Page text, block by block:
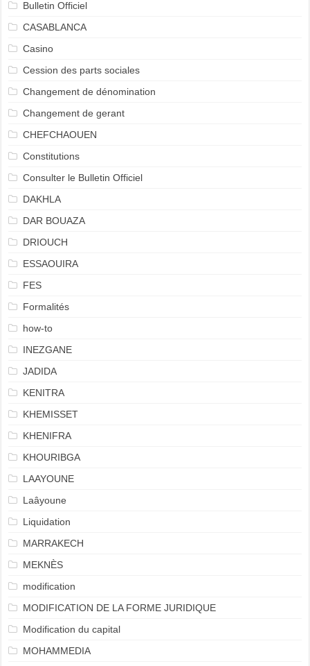
Bulletin Officiel
CASABLANCA
Casino
Cession des parts sociales
Changement de dénomination
Changement de gerant
CHEFCHAOUEN
Constitutions
Consulter le Bulletin Officiel
DAKHLA
DAR BOUAZA
DRIOUCH
ESSAOUIRA
FES
Formalités
how-to
INEZGANE
JADIDA
KENITRA
KHEMISSET
KHENIFRA
KHOURIBGA
LAAYOUNE
Laâyoune
Liquidation
MARRAKECH
MEKNÈS
modification
MODIFICATION DE LA FORME JURIDIQUE
Modification du capital
MOHAMMEDIA